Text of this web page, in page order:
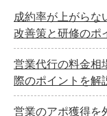
どの
成約率が上がら
改善策と研修のポ
営業代行の料金相
際のポイントを解
営業のアポ獲得を